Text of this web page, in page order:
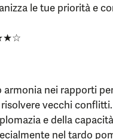
le tue priorità e
nei rapporti
vecchi
e della
nel tardo